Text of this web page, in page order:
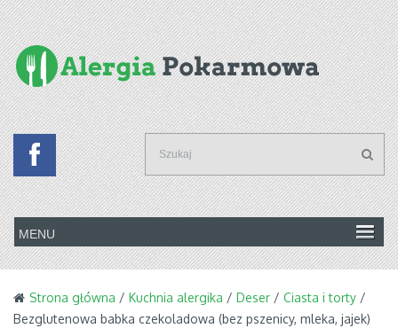
Strona główna / Kuchnia alergika / Deser / Ciasta i torty /
Bezglutenowa babka czekoladowa (bez pszenicy, mleka, jajek)